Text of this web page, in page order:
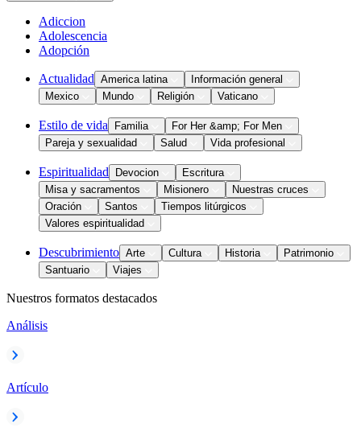
Adiccion
Adolescencia
Adopción
Actualidad America latina
Información general
Mexico
Mundo Religión Vaticano
Estilo de vida Familia
For Her &amp; For Men
Pareja y sexualidad
Salud Vida profesional
Espiritualidad Devocion
Escritura
Misa y sacramentos
Misionero
Nuestras cruces
Oración
Santos
Tiempos litúrgicos
Valores espiritualidad
Descubrimiento Arte Cultura Historia
Patrimonio
Santuario
Viajes
Nuestros formatos destacados
Análisis
Artículo